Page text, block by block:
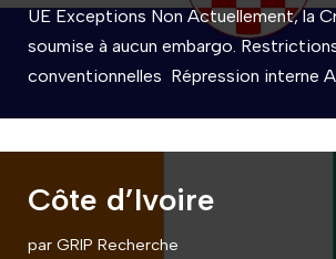
UE Exceptions Non Actuellement, la
soumise à aucun embargo.
conventionnelles Répression interne
Côte d’Ivoire
par GRIP Recherche